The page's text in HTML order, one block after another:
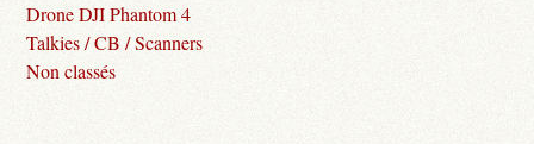
Drone DJI Phantom 4
Talkies / CB / Scanners
Non classés